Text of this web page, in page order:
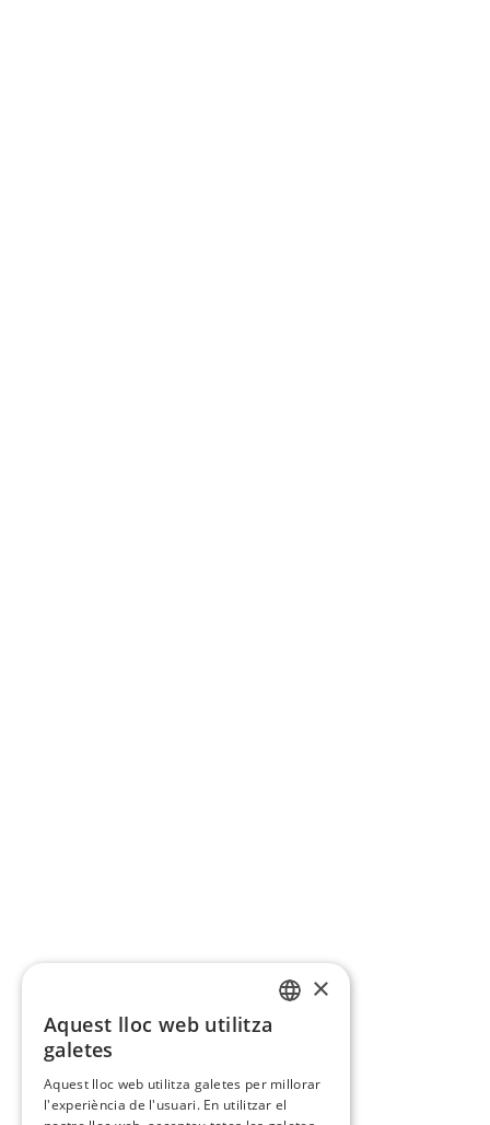
×
Aquest lloc web utilitza
galetes
Aquest lloc web utilitza galetes per millorar
l'experiència de l'usuari. En utilitzar el